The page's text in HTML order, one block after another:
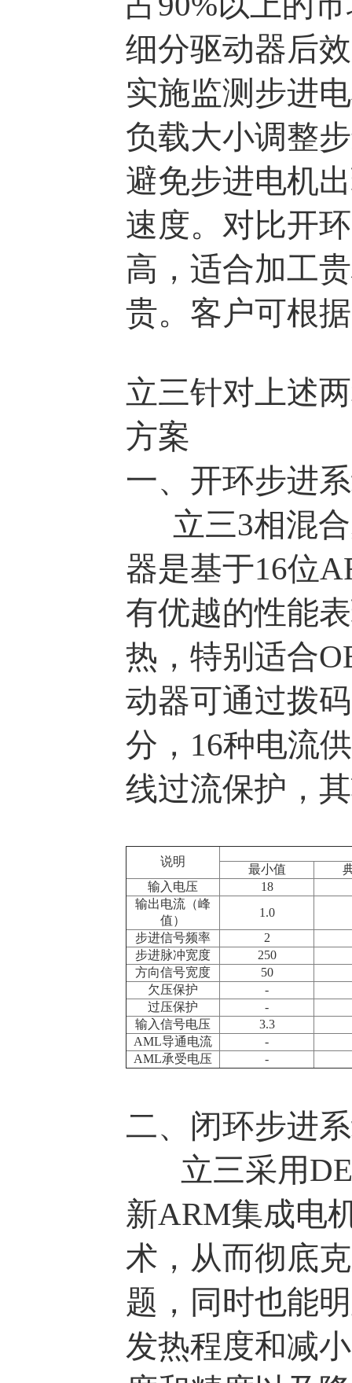
细分驱动器后
实施监测步进
负载大小调整
避免步进电机
速度。对比开
高，适合加工
贵。客户可根
立三针对上述
方案
一、开环步进
立三3相混合
器是基于16位
有优越的性能
热，特别适合
动器可通过拨
分，16种电流
线过流保护，
说明
最小值
输入电压
18
输出电流（峰
值）
1.0
步进信号频率
2
步进脉冲宽度
250
方向信号宽度
50
欠压保护
-
过压保护
-
输入信号电压
3.3
AML导通电流
-
AML承受电压
-
二、闭环步进
立三采用
新ARM集成电
术，从而彻底
题，同时也能
发热程度和减